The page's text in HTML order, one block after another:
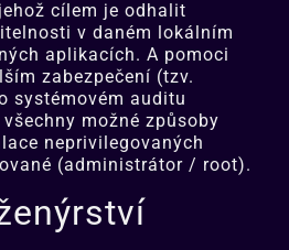
cílem je odhalit
v daném lokálním
aplikacích. A pomoci
zabezpečení (tzv.
systémovém auditu
možné způsoby
neprivilegovaných
(administrátor / root).